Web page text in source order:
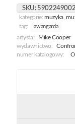
SKU:
kategorie:muzyka ,
tag:
awangarda
artysta:
Mike Cooper
wydawnictwo:
numer katalogowy: